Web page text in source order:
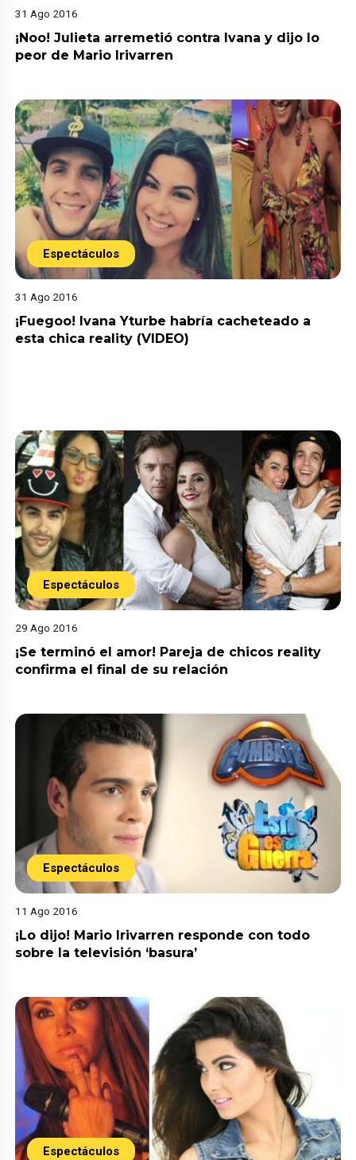
31 Ago 2016
¡Noo! Julieta arremetió contra Ivana y dijo lo
peor de Mario Irivarren
Espectáculos
31 Ago 2016
¡Fuegoo! Ivana Yturbe habría cacheteado a
esta chica reality (VIDEO)
Espectáculos
29 Ago 2016
¡Se terminó el amor! Pareja de chicos reality
confirma el final de su relación
Espectáculos
11 Ago 2016
¡Lo dijo! Mario Irivarren responde con todo
sobre la televisión ‘basura’
Espectáculos